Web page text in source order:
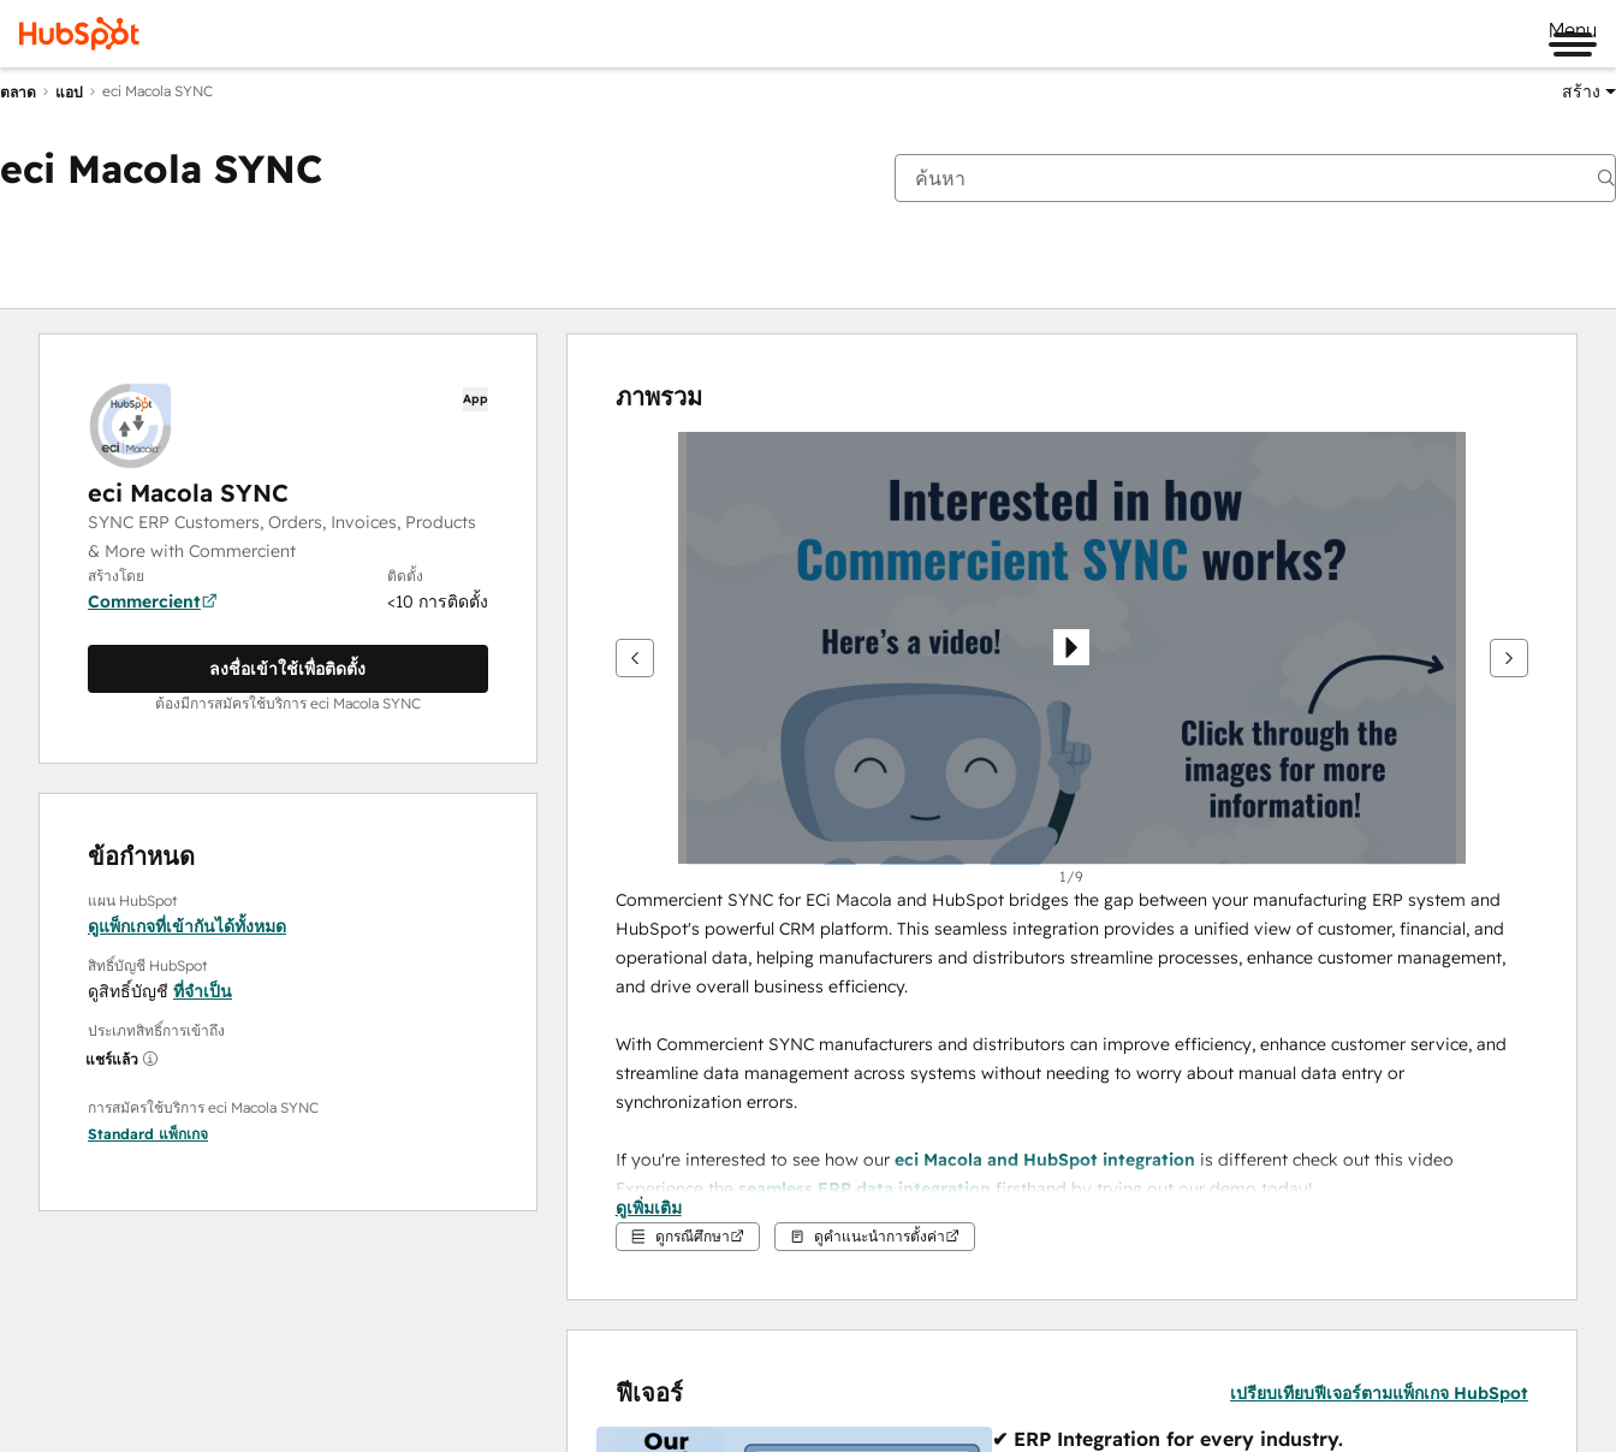
Menu
ตลาด แอป eci Macola SYNC สร้าง
eci Macola SYNC
App
eci Macola SYNC
SYNC ERP Customers, Orders, Invoices, Products
& More with Commercient
สร้างโดย
Commercient
ติดตั้ง
<10 การติดตั้ง
ลงชื่อเข้าใช้เพื่อติดตั้ง
ต้องมีการสมัครใช้บริการ eci Macola SYNC
ข้อกำหนด
แผน HubSpot
ดูแพ็กเกจที่เข้ากันได้ทั้งหมด
สิทธิ์บัญชี HubSpot
ดูสิทธิ์บัญชี ที่จำเป็น
ประเภทสิทธิ์การเข้าถึง
แชร์แล้ว
การสมัครใช้บริการ eci Macola SYNC
Standard แพ็กเกจ
ภาพรวม
กา
รอื่นๆ
1/9
Commercient SYNC for ECi Macola and HubSpot bridges the gap between your manufacturing ERP system and
HubSpot's powerful CRM platform. This seamless integration provides a unified view of customer, financial, and
operational data, helping manufacturers and distributors streamline processes, enhance customer management,
and drive overall business efficiency.
With Commercient SYNC manufacturers and distributors can improve efficiency, enhance customer service, and
streamline data management across systems without needing to worry about manual data entry or
synchronization errors.
If you're interested to see how our eci Macola and HubSpot integration is different check out this video
Experience the seamless ERP data integration firsthand by trying out our demo today!
Supported Versions Kewill, Alliance/MFG, Vanguard, JobBoss, Macola Progression, Macola ES, Macola 10.7, M1 and
ดูเพิ่มเติม
ดูกรณีศึกษา ดูคำแนะนำการตั้งค่า
ฟีเจอร์ เปรียบเทียบฟีเจอร์ตามแพ็กเกจ HubSpot
✔ ERP Integration for every industry.